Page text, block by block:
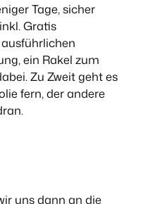
Tage, sicher
Gratis
ein Rakel zum
Zu Zweit geht es
fern, der andere
uns dann an die